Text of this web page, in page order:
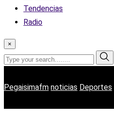
Tendencias
Radio
×
Pegaisimafm noticias Deportes